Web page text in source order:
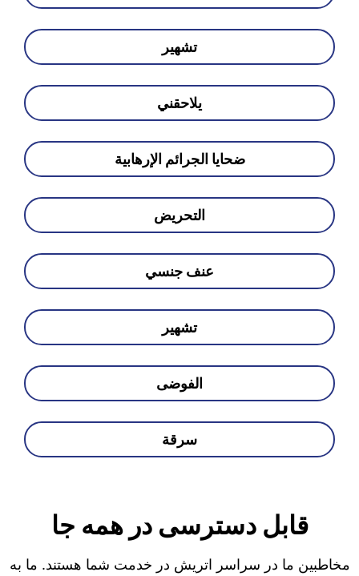
تشهير
يلاحقني
ضحايا الجرائم الإرهابية
التحريض
عنف جنسي
تشهير
الفوضى
سرقة
قابل دسترسی در همه جا
مخاطبین ما در سراسر اتریش در خدمت شما هستند. ما به